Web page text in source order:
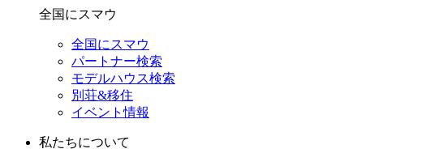
全国にスマウ
全国にスマウ
パートナー検索
モデルハウス検索
別荘&移住
イベント情報
私たちについて